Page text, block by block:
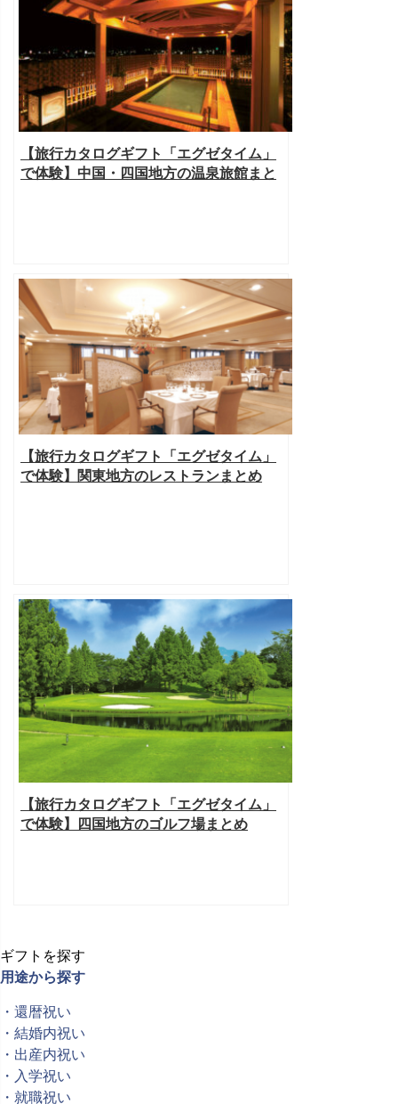
【旅行カタログギフト「エグゼタイム」
で体験】中国・四国地方の温泉旅館まと
【旅行カタログギフト「エグゼタイム」
で体験】関東地方のレストランまとめ
【旅行カタログギフト「エグゼタイム」
で体験】四国地方のゴルフ場まとめ
ギフトを探す
用途から探す
・還暦祝い
・結婚内祝い
・出産内祝い
・入学祝い
・就職祝い